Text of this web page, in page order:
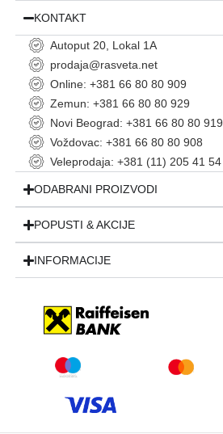
KONTAKT
Autoput 20, Lokal 1A
prodaja@rasveta.net
Online: +381 66 80 80 909
Zemun: +381 66 80 80 929
Novi Beograd: +381 66 80 80 919
Voždovac: +381 66 80 80 908
Veleprodaja: +381 (11) 205 41 54
ODABRANI PROIZVODI
POPUSTI & AKCIJE
INFORMACIJE